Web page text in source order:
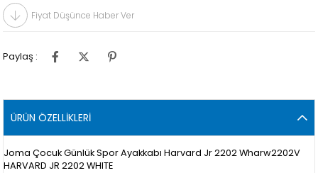
Fiyat Düşünce Haber Ver
Paylaş :
ÜRÜN ÖZELLIKLERI
Joma Çocuk Günlük Spor Ayakkabı Harvard Jr 2202 Wharw2202V
HARVARD JR 2202 WHITE